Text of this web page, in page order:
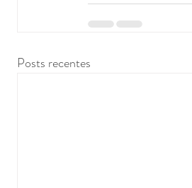
Posts recentes